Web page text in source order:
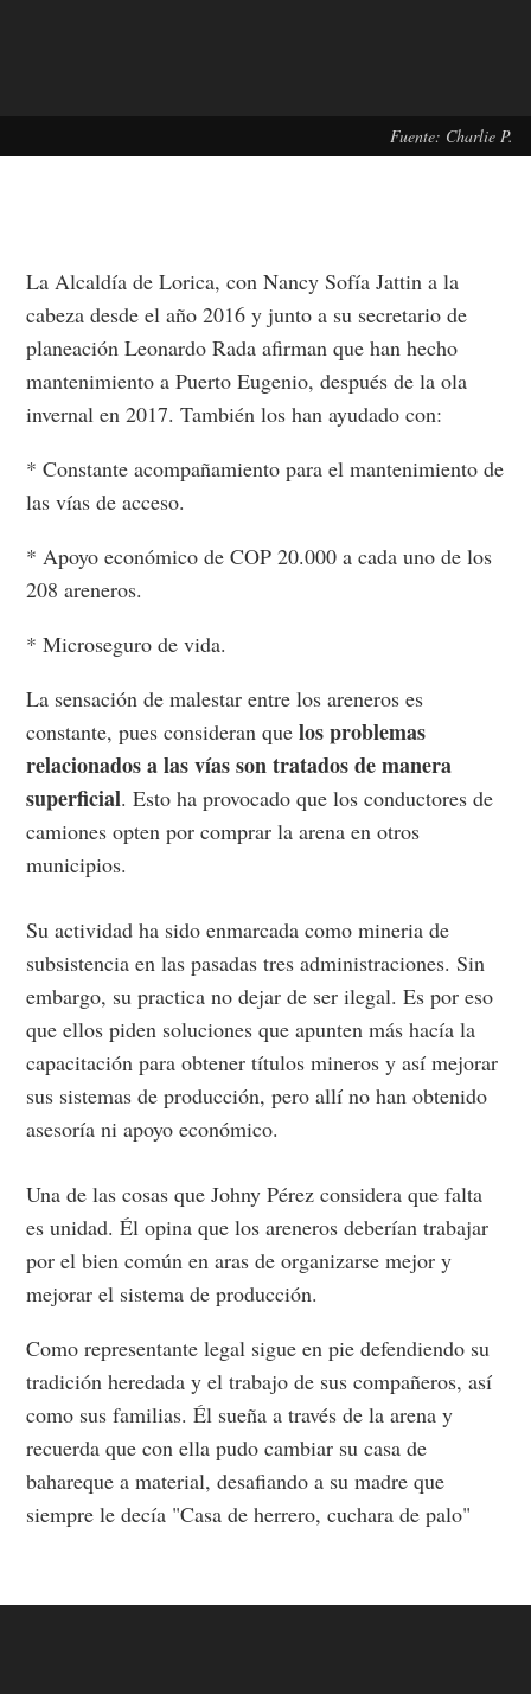
Fuente: Charlie P.
La Alcaldía de Lorica, con Nancy Sofía Jattin a la
cabeza desde el año 2016 y junto a su secretario de
planeación Leonardo Rada afirman que han hecho
mantenimiento a Puerto Eugenio, después de la ola
invernal en 2017. También los han ayudado con:
* Constante acompañamiento para el mantenimiento de
las vías de acceso.
* Apoyo económico de COP 20.000 a cada uno de los
208 areneros.
* Microseguro de vida.
La sensación de malestar entre los areneros es
constante, pues consideran quelos problemas
relacionados a las vías son tratados de manera
superficial. Esto ha provocado que los conductores de
camiones opten por comprar la arena en otros
municipios.
Su actividad ha sido enmarcada como mineria de
subsistencia en las pasadas tres administraciones. Sin
embargo, su practica no dejar de ser ilegal. Es por eso
que ellos piden soluciones que apunten más hacía la
capacitación para obtener títulos mineros y así mejorar
sus sistemas de producción, pero allí no han obtenido
asesoría ni apoyo económico.
Una de las cosas que Johny Pérez considera que falta
es unidad. Él opina que los areneros deberían trabajar
por el bien común en aras de organizarse mejor y
mejorar el sistema de producción.
Como representante legal sigue en pie defendiendo su
tradición heredada y el trabajo de sus compañeros, así
como sus familias. Él sueña a través de la arena y
recuerda que con ella pudo cambiar su casa de
bahareque a material, desafiando a su madre que
siempre le decía "Casa de herrero, cuchara de palo"